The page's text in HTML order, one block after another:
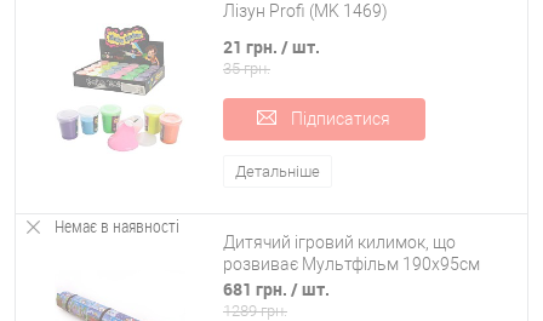
Лізун Profi (MK 1469)
21 грн. / шт.
35 грн.
Підписатися
Детальніше
Немає в наявності
Дитячий ігровий килимок, що
розвиває Мультфільм 190х95см
681 грн. / шт.
1289 грн.